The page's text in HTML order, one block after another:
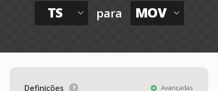
TS para MOV
Avançadas
Definições